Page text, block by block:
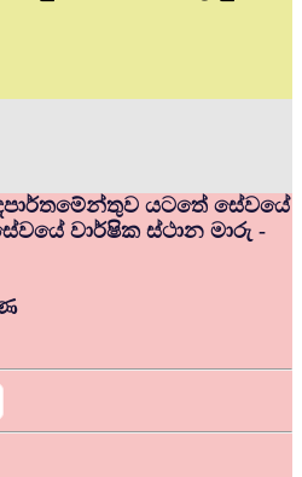
යටතේ සේවයේ
වාර්ෂික ස්ථාන මාරු -